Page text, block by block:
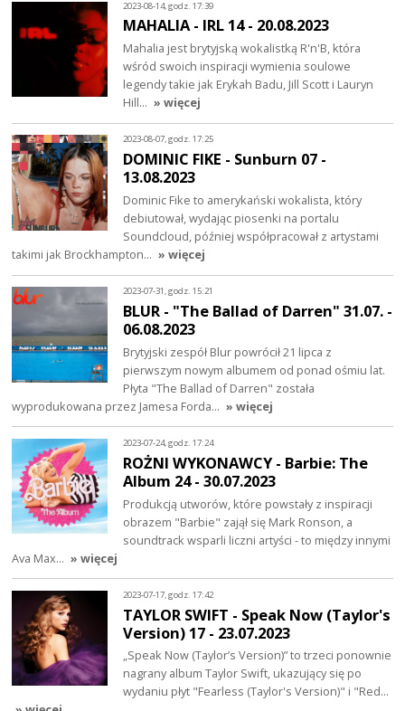
2023-08-14, godz. 17:39
MAHALIA - IRL 14 - 20.08.2023
Mahalia jest brytyjską wokalistką R'n'B, która
wśród swoich inspiracji wymienia soulowe
legendy takie jak Erykah Badu, Jill Scott i Lauryn
Hill… » więcej
2023-08-07, godz. 17:25
DOMINIC FIKE - Sunburn 07 -
13.08.2023
Dominic Fike to amerykański wokalista, który
debiutował, wydając piosenki na portalu
Soundcloud, później współpracował z artystami
takimi jak Brockhampton… » więcej
2023-07-31, godz. 15:21
BLUR - "The Ballad of Darren" 31.07. -
06.08.2023
Brytyjski zespół Blur powrócił 21 lipca z
pierwszym nowym albumem od ponad ośmiu lat.
Płyta "The Ballad of Darren" została
wyprodukowana przez Jamesa Forda… » więcej
2023-07-24, godz. 17:24
ROŻNI WYKONAWCY - Barbie: The
Album 24 - 30.07.2023
Produkcją utworów, które powstały z inspiracji
obrazem "Barbie" zajął się Mark Ronson, a
soundtrack wsparli liczni artyści - to między innymi
Ava Max… » więcej
2023-07-17, godz. 17:42
TAYLOR SWIFT - Speak Now (Taylor's
Version) 17 - 23.07.2023
„Speak Now (Taylor’s Version)” to trzeci ponownie
nagrany album Taylor Swift, ukazujący się po
wydaniu płyt "Fearless (Taylor's Version)" i "Red…